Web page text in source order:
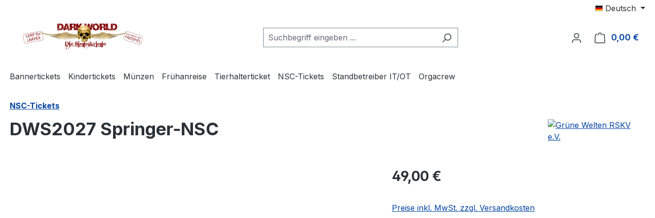
Deutsch
0,00 €
Bannertickets Kindertickets Münzen Frühanreise Tierhalterticket NSC-Tickets Standbetreiber IT/OT Orgacrew
NSC-Tickets
DWS2027 Springer-NSC
49,00 €
Preise inkl. MwSt. zzgl. Versandkosten